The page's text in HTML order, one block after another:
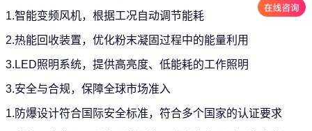
1.智能变频风机，根据工况自动调节能耗
2.热能回收装置，优化粉末凝固过程中的能量利用
3.LED照明系统，提供高亮度、低能耗的工作照明
3.安全与合规，保障全球市场准入
1.防爆设计符合国际安全标准，符合多个国家的认证要求